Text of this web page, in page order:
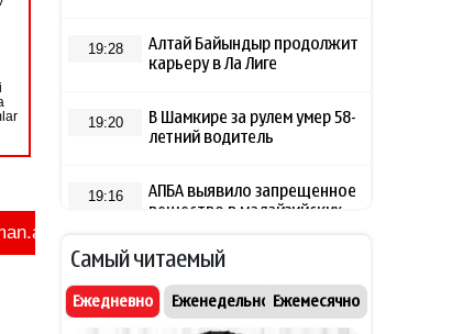
19:28
Алтай Байындыр продолжит
карьеру в Ла Лиге
19:20
В Шамкире за рулем умер 58-
летний водитель
19:16
АПБА выявило запрещенное
вещество в малайзийских
19:08
Прибыль Агентства DOST
сократилась на 40%
Самый читаемый
Ежедневно Еженедельно Ежемесячно